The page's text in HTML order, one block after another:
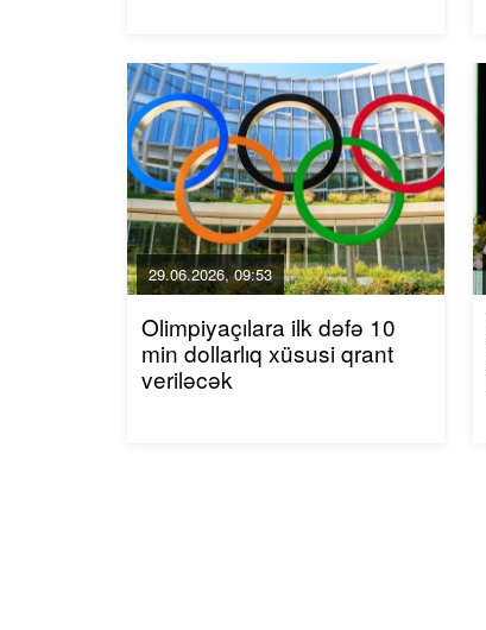
29.06.2026, 09:53
Olimpiyaçılara ilk dəfə 10
min dollarlıq xüsusi qrant
veriləcək